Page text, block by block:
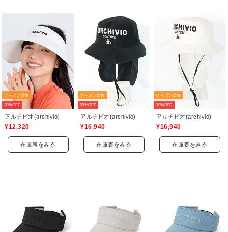
クーポン対象
30%OFF
アルチビオ(archivio)
¥12,320
在庫表をみる
クーポン対象
30%OFF
アルチビオ(archivio)
¥16,940
在庫表をみる
クーポン対象
30%OFF
アルチビオ(archivio)
¥16,940
在庫表をみる